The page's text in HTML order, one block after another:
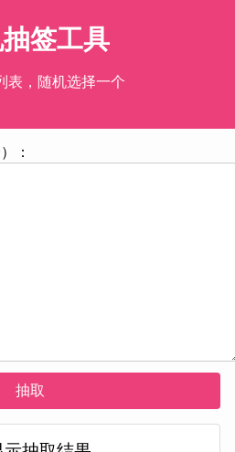
签工具
表，随机选择一个
：
抽取